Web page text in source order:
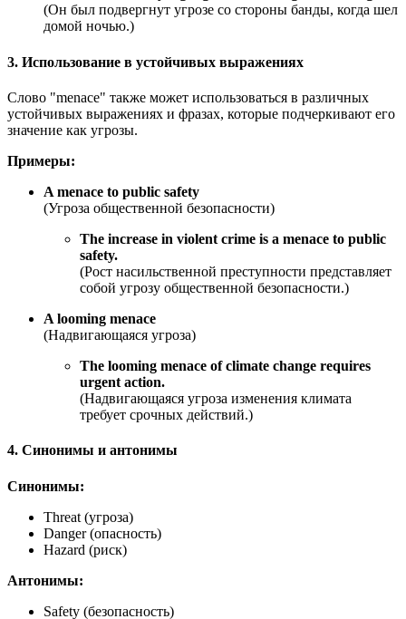
(Он был подвергнут угрозе со стороны банды, когда шел
домой ночью.)
3. Использование в устойчивых выражениях
Слово "menace" также может использоваться в различных
устойчивых выражениях и фразах, которые подчеркивают его
значение как угрозы.
Примеры:
A menace to public safety
(Угроза общественной безопасности)
The increase in violent crime is a menace to public
safety.
(Рост насильственной преступности представляет
собой угрозу общественной безопасности.)
A looming menace
(Надвигающаяся угроза)
The looming menace of climate change requires
urgent action.
(Надвигающаяся угроза изменения климата
требует срочных действий.)
4. Синонимы и антонимы
Синонимы:
Threat (угроза)
Danger (опасность)
Hazard (риск)
Антонимы:
Safety (безопасность)